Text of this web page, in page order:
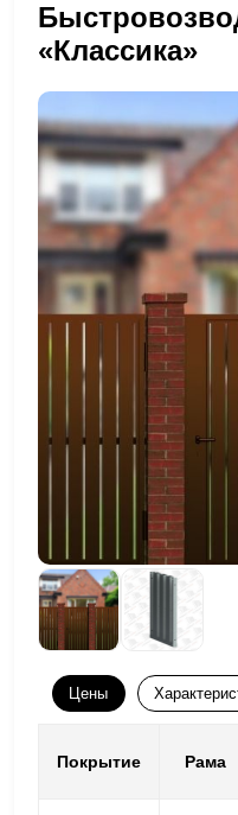
«Классика»
Цены
Покрытие Рама